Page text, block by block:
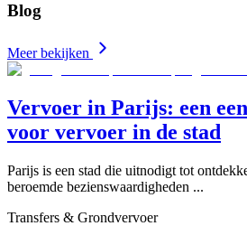
Blog
Meer bekijken
Vervoer in Parijs: een
voor vervoer in de stad
Parijs is een stad die uitnodigt tot
beroemde bezienswaardigheden ...
Transfers & Grondvervoer